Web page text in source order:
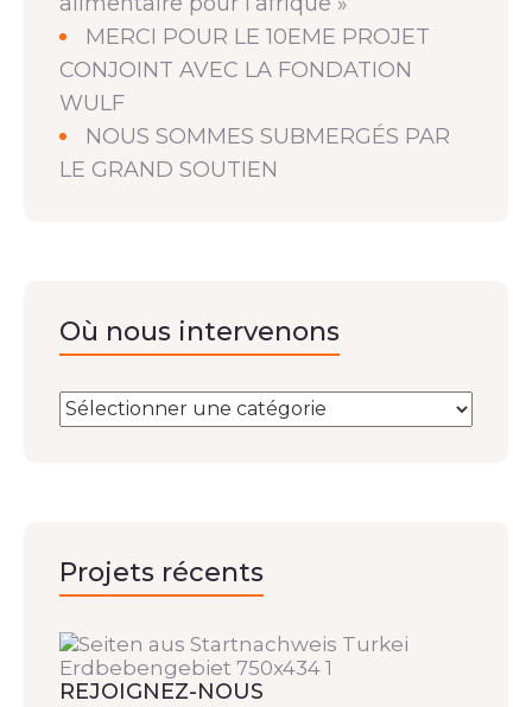
MERCI POUR LE 10EME PROJET
CONJOINT AVEC LA FONDATION
WULF
NOUS SOMMES SUBMERGÉS PAR
LE GRAND SOUTIEN
Où nous intervenons
Projets récents
REJOIGNEZ-NOUS